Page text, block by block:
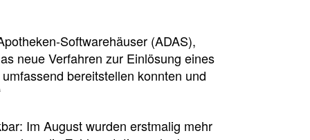
Softwarehäuser (ADAS),
neue Verfahren zur Einlösung eines
bereitstellen konnten und
Im August wurden erstmalig mehr